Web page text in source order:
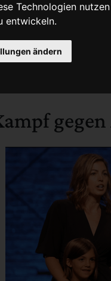
Technologien
entwickeln.
ändern
Gesellschaft
gegen